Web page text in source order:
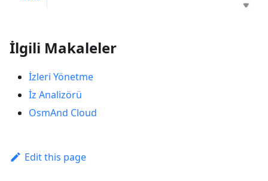
İlgili Makaleler
İzleri Yönetme
İz Analizörü
OsmAnd Cloud
Edit this page